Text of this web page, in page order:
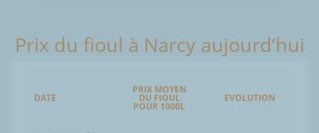
Prix du fioul à Narcy aujourd’hui
DATE
PRIX MOYEN
DU FIOUL
POUR 1000L
EVOLUTION